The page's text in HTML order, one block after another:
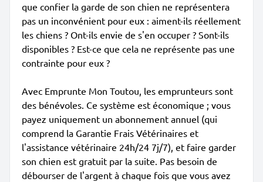
que confier la garde de son chien ne représentera
pas un inconvénient pour eux : aiment-ils réellement
les chiens ? Ont-ils envie de s'en occuper ? Sont-ils
disponibles ? Est-ce que cela ne représente pas une
contrainte pour eux ?
Avec Emprunte Mon Toutou, les emprunteurs sont
des bénévoles. Ce système est économique ; vous
payez uniquement un abonnement annuel (qui
comprend la Garantie Frais Vétérinaires et
l'assistance vétérinaire 24h/24 7j/7), et faire garder
son chien est gratuit par la suite. Pas besoin de
débourser de l'argent à chaque fois que vous avez